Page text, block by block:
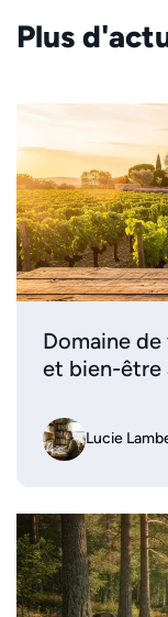
Plus
Domaine
et bien-être
Lucie